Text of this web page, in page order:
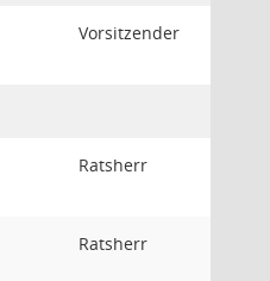
Vorsitzender
Ratsherr
Ratsherr